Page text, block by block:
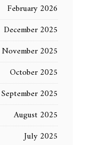
February 2026
December 2025
November 2025
October 2025
September 2025
August 2025
July 2025